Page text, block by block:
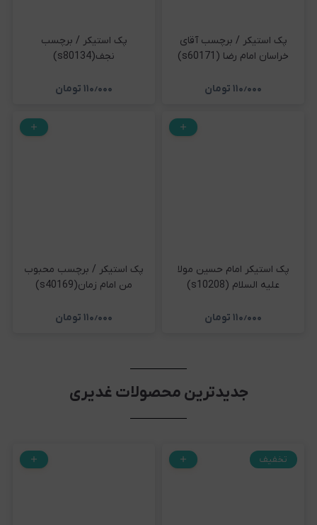
پک استیکر / برچسب آقای
خراسان امام رضا (s60171)
۱۱۰٫۰۰۰ تومان
پک استیکر / برچسب
نجف(s80134)
۱۱۰٫۰۰۰ تومان
پک استیکر امام حسین مولا
علیه السلام (s10208)
۱۱۰٫۰۰۰ تومان
پک استیکر / برچسب محبوب
من امام زمان(s40169)
۱۱۰٫۰۰۰ تومان
جدیدترین محصولات غدیری
تخفیف